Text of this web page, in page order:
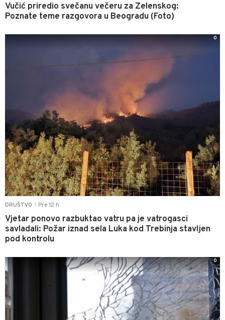
Vučić priredio svečanu večeru za Zelenskog:
Poznate teme razgovora u Beogradu (Foto)
DRUŠTVO Pre 12 h
Vjetar ponovo razbuktao vatru pa je vatrogasci
savladali: Požar iznad sela Luka kod Trebinja stavljen
pod kontrolu
0
0